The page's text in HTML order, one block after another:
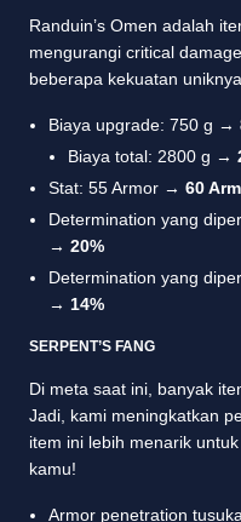
Randuin’s Omen adalah
mengurangi critical
beberapa kekuatan
Biaya upgrade: 750 g →
Biaya total: 2800 g →
Stat: 55 Armor → 60
Determination yang
→ 20%
Determination yang
→ 14%
SERPENT’S FANG
Di meta saat ini, banyak
Jadi, kami meningkatkan
item ini lebih menarik
kamu!
Armor penetration